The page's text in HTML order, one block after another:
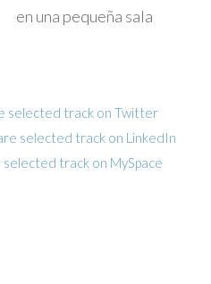
en una pequeña sala